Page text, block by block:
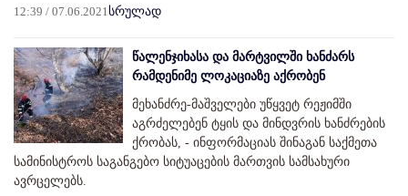
12:39 / 07.06.2021სრულად
წალენჯიხასა და მარტვილში ხანძარს
რამდენიმე ლოკაციაზე აქრობენ
მეხანძრე-მაშველები უწყვეტ რეჟიმში
აგრძელებენ ტყის და მინდვრის ხანძრების
ქრობას, - ინფორმაციას შინაგან საქმეთა
სამინისტროს საგანგებო სიტუაცების მართვის სამსახური
ავრცელებს.